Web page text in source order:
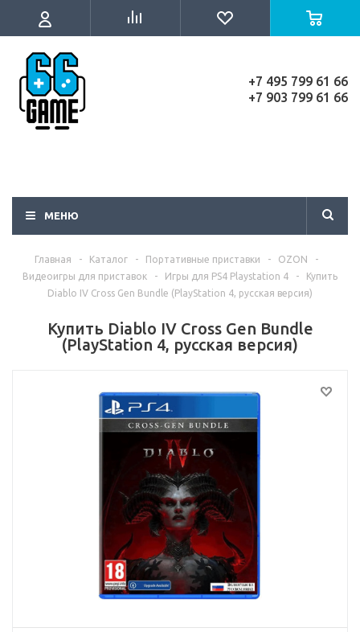
+7 495 799 61 66
+7 903 799 61 66
МЕНЮ
Главная - Каталог - Портативные приставки - OZON
-
Видеоигры для приставок
- Игры для PS4 Playstation 4 -
Купить
Diablo IV Cross Gen Bundle (PlayStation 4, русская версия)
Купить Diablo IV Cross Gen Bundle
(PlayStation 4, русская версия)